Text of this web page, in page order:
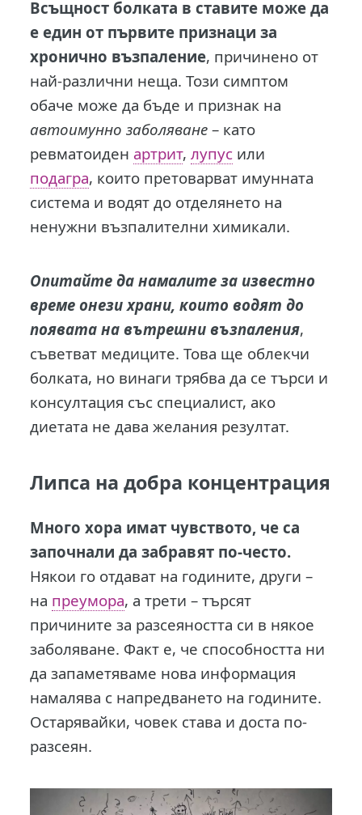
Всъщност болката в ставите може да
е един от първите признаци за
хронично възпаление, причинено от
най-различни неща. Този симптом
обаче може да бъде и признак на
автоимунно заболяване – като
ревматоиден артрит,лупус или
подагра, които претоварват имунната
система и водят до отделянето на
ненужни възпалителни химикали.
Опитайте да намалите за известно
време онези храни, които водят до
появата на вътрешни възпаления,
съветват медиците. Това ще облекчи
болката, но винаги трябва да се търси и
консултация със специалист, ако
диетата не дава желания резултат.
Липса на добра концентрация
Много хора имат чувството, че са
започнали да забравят по-често.
Някои го отдават на годините, други –
на преумора, а трети – търсят
причините за разсеяността си в някое
заболяване. Факт е, че способността ни
да запаметяваме нова информация
намалява с напредването на годините.
Остарявайки, човек става и доста по-
разсеян.